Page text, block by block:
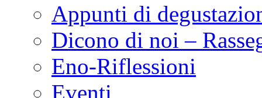
Appunti di
Dicono di noi –
Eno-Riflessioni
Eventi